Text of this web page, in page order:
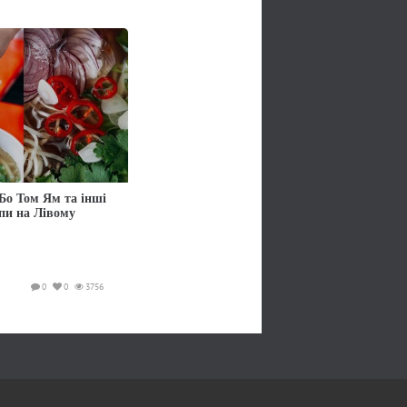
Том Ям та інші
на Лівому
3756
0
0